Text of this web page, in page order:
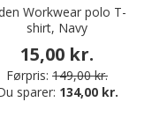
Workwear polo T-
shirt, Navy
15,00 kr.
Førpris: 149,00 kr.
sparer: 134,00 kr.